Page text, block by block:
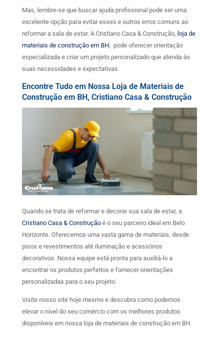
Mas, lembre-se que buscar ajuda profissional pode ser uma
excelente opção para evitar esses e outros erros comuns ao
reformar a sala de estar. A Cristiano Casa & Construção, loja de
materiais de construção em BH, pode oferecer orientação
especializada e criar um projeto personalizado que atenda às
suas necessidades e expectativas.
Encontre Tudo em Nossa Loja de Materiais de
Construção em BH, Cristiano Casa & Construção
Quando se trata de reformar e decorar sua sala de estar, a
Cristiano Casa & Construção é o seu parceiro ideal em Belo
Horizonte. Oferecemos uma vasta gama de materiais, desde
pisos e revestimentos até iluminação e acessórios
decorativos. Nossa equipe está pronta para auxiliá-lo a
encontrar os produtos perfeitos e fornecer orientações
personalizadas para o seu projeto.
Visite nosso site hoje mesmo e descubra como podemos
elevar o nível do seu comércio com os melhores produtos
disponíveis em nossa loja de materiais de construção em BH.